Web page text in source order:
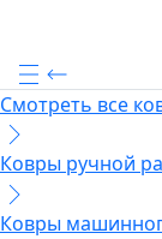
Смотреть все
Ковры ручной
Ковры